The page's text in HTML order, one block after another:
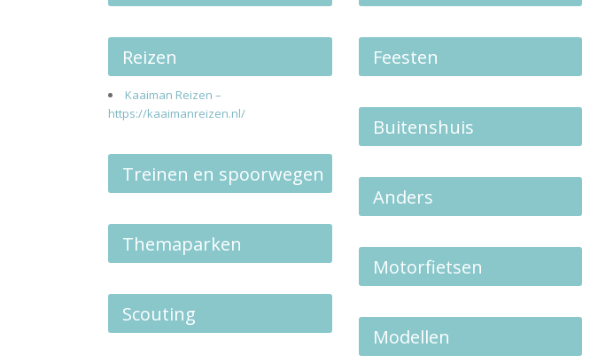
Reizen
Kaaiman Reizen –
https://kaaimanreizen.nl/
Treinen en spoorwegen
Themaparken
Scouting
Feesten
Buitenshuis
Anders
Motorfietsen
Modellen